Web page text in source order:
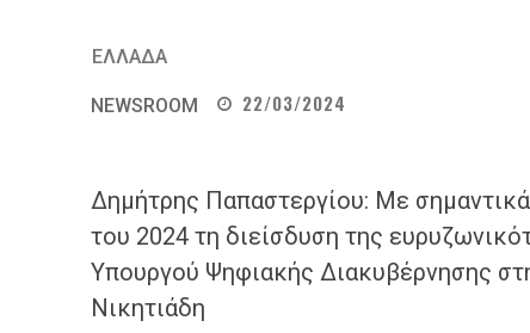
ΕΛΛΑΔΑ
NEWSROOM 22/03/2024
Δημήτρης Παπαστεργίου: Με
του 2024 τη διείσδυση της
Υπουργού Ψηφιακής Διακυβέρνησης
Νικητιάδη